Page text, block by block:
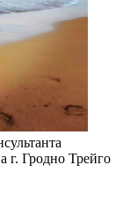
г. Гродно Трейго